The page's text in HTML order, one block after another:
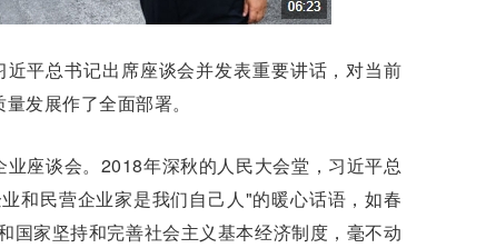
平总书记出席座谈会并发表重要讲话，对当前
发展作了全面部署。
座谈会。2018年深秋的人民大会堂，习近平总
和民营企业家是我们自己人"的暖心话语，如春
国家坚持和完善社会主义基本经济制度，毫不动